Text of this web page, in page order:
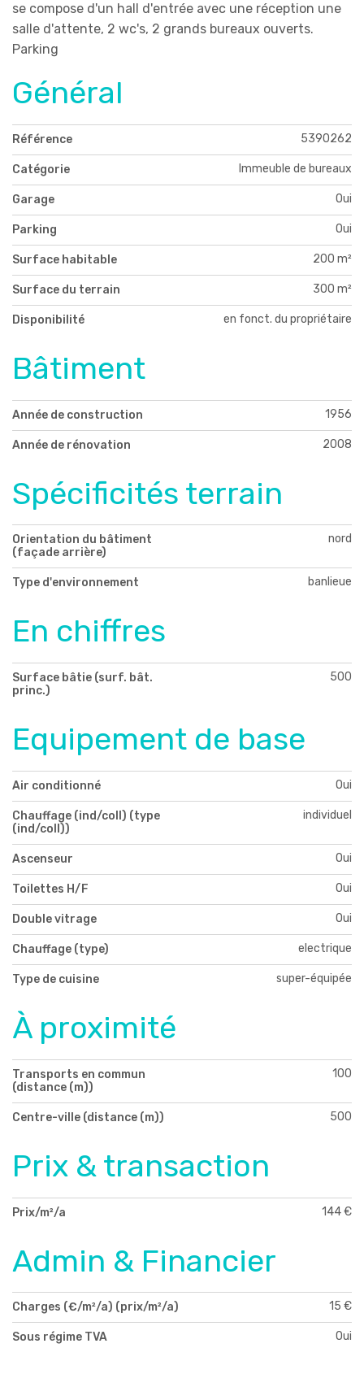
se compose d'un hall d'entrée avec une réception une
salle d'attente, 2 wc's, 2 grands bureaux ouverts.
Parking
Général
Référence 5390262
Catégorie Immeuble de bureaux
Garage Oui
Parking Oui
Surface habitable 200 m²
Surface du terrain 300 m²
Disponibilité en fonct. du propriétaire
Bâtiment
Année de construction 1956
Année de rénovation 2008
Spécificités terrain
Orientation du bâtiment
(façade arrière)
nord
Type d'environnement banlieue
En chiffres
Surface bâtie (surf. bât.
princ.)
500
Equipement de base
Air conditionné Oui
Chauffage (ind/coll) (type
(ind/coll))
individuel
Ascenseur Oui
Toilettes H/F Oui
Double vitrage Oui
Chauffage (type) electrique
Type de cuisine super-équipée
À proximité
Transports en commun
(distance (m))
100
Centre-ville (distance (m)) 500
Prix & transaction
Prix/m²/a 144 €
Admin & Financier
Charges (€/m²/a) (prix/m²/a) 15 €
Sous régime TVA Oui